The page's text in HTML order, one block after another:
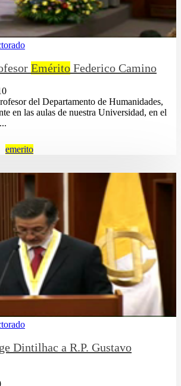
Emérito Federico Camino
del Departamento de Humanidades,
en las aulas de nuestra Universidad, en el
emerito
Dintilhac a R.P. Gustavo